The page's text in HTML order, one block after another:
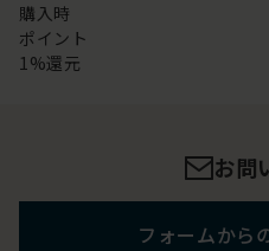
購入時
ポイント
1%還元
お問
フォームから